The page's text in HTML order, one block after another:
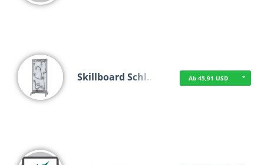
Skillboard Schl… Ab 45,91 USD